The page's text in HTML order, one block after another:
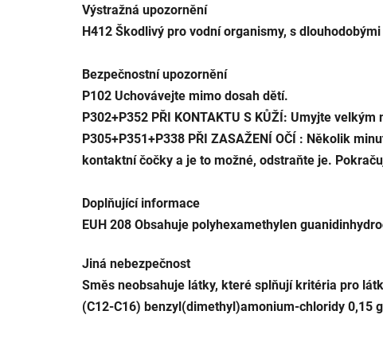
Výstražná upozornění
H412 Škodlivý pro vodní organismy, s
Bezpečnostní upozornění
P102 Uchovávejte mimo dosah dětí.
P302+P352 PŘI KONTAKTU S KŮŽÍ: Umyjte velkým
P305+P351+P338 PŘI ZASAŽENÍ OČÍ : Několik
kontaktní čočky a je to možné, odstraňte je.
Doplňující informace
EUH 208 Obsahuje polyhexamethylen
Jiná nebezpečnost
Směs neobsahuje látky, které splňují kritéria pro
(C12-C16) benzyl(dimethyl)amonium-chloridy 0,15